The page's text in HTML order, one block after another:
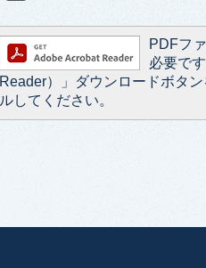
PDFフ
必要で
Reader）」ダウンロードボタ
ルしてください。